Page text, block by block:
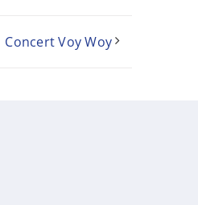
Concert Voy Woy